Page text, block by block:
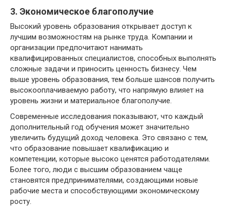
3. Экономическое благополучие
Высокий уровень образования открывает доступ к
лучшим возможностям на рынке труда. Компании и
организации предпочитают нанимать
квалифицированных специалистов, способных выполнять
сложные задачи и приносить ценность бизнесу. Чем
выше уровень образования, тем больше шансов получить
высокооплачиваемую работу, что напрямую влияет на
уровень жизни и материальное благополучие.
Современные исследования показывают, что каждый
дополнительный год обучения может значительно
увеличить будущий доход человека. Это связано с тем,
что образование повышает квалификацию и
компетенции, которые высоко ценятся работодателями.
Более того, люди с высшим образованием чаще
становятся предпринимателями, создающими новые
рабочие места и способствующими экономическому
росту.